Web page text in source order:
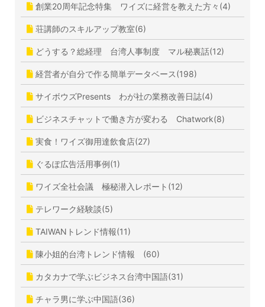
創業20周年記念特集 ワイズに経営を教えた方々(4)
荘講師のスキルアップ教室(6)
どうする？総経理 台湾人事制度 マル秘裏話(12)
経営者が自分で作る簡単データベース(198)
サイボウズPresents わが社の業務改善日誌(4)
ビジネスチャットで働き方が変わる Chatwork(8)
実食！ワイズ御用達飲食店(27)
ぐるぽ広告活用事例(1)
ワイズ全社会議 極秘潜入レポート(12)
テレワーク経験談(5)
TAIWANトレンド情報(11)
陳小姐的台湾トレンド情報 (60)
カタカナで学ぶビジネス台湾中国語(31)
チャラ男に学ぶ中国語(36)